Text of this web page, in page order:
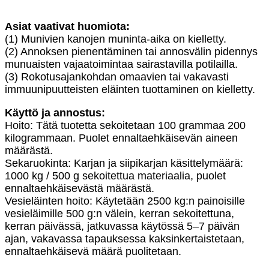
Asiat vaativat huomiota:
(1) Munivien kanojen muninta-aika on kielletty.
(2) Annoksen pienentäminen tai annosvälin pidennys
munuaisten vajaatoimintaa sairastavilla potilailla.
(3) Rokotusajankohdan omaavien tai vakavasti
immuunipuutteisten eläinten tuottaminen on kielletty.
Käyttö ja annostus:
Hoito: Tätä tuotetta sekoitetaan 100 grammaa 200
kilogrammaan. Puolet ennaltaehkäisevän aineen
määrästä.
Sekaruokinta: Karjan ja siipikarjan käsittelymäärä:
1000 kg / 500 g sekoitettua materiaalia, puolet
ennaltaehkäisevästä määrästä.
Vesieläinten hoito: Käytetään 2500 kg:n painoisille
vesieläimille 500 g:n välein, kerran sekoitettuna,
kerran päivässä, jatkuvassa käytössä 5–7 päivän
ajan, vakavassa tapauksessa kaksinkertaistetaan,
ennaltaehkäisevä määrä puolitetaan.